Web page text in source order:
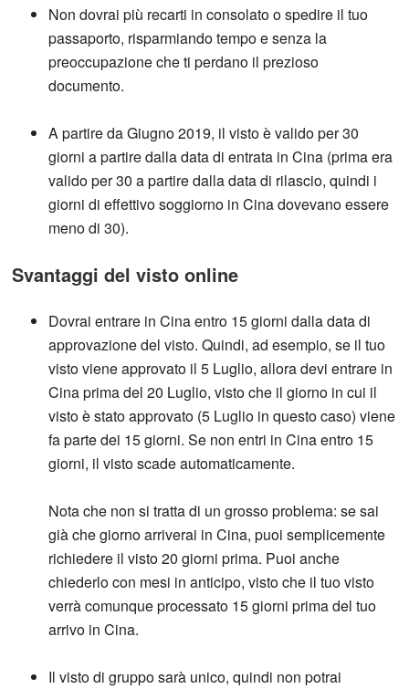
Non dovrai più recarti in consolato o spedire il tuo
passaporto, risparmiando tempo e senza la
preoccupazione che ti perdano il prezioso
documento.
A partire da Giugno 2019, il visto è valido per 30
giorni a partire dalla data di entrata in Cina (prima era
valido per 30 a partire dalla data di rilascio, quindi i
giorni di effettivo soggiorno in Cina dovevano essere
meno di 30).
Svantaggi del visto online
Dovrai entrare in Cina entro 15 giorni dalla data di
approvazione del visto. Quindi, ad esempio, se il tuo
visto viene approvato il 5 Luglio, allora devi entrare in
Cina prima del 20 Luglio, visto che il giorno in cui il
visto è stato approvato (5 Luglio in questo caso) viene
fa parte dei 15 giorni. Se non entri in Cina entro 15
giorni, il visto scade automaticamente.
Nota che non si tratta di un grosso problema: se sai
già che giorno arriverai in Cina, puoi semplicemente
richiedere il visto 20 giorni prima. Puoi anche
chiederlo con mesi in anticipo, visto che il tuo visto
verrà comunque processato 15 giorni prima del tuo
arrivo in Cina.
Il visto di gruppo sarà unico, quindi non potrai